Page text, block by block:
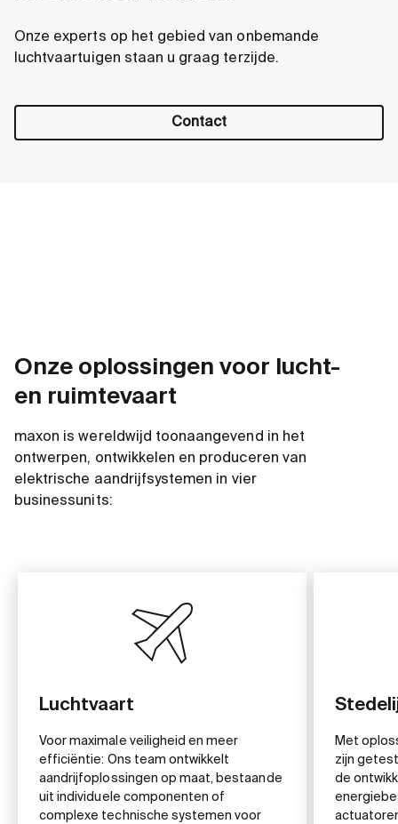
Onze experts op het gebied van onbemande
luchtvaartuigen staan u graag terzijde.
Contact
Onze oplossingen voor lucht-
en ruimtevaart
maxon is wereldwijd toonaangevend in het
ontwerpen, ontwikkelen en produceren van
elektrische aandrijfsystemen in vier
businessunits:
Luchtvaart
Voor maximale veiligheid en meer
efficiëntie: Ons team ontwikkelt
aandrijfoplossingen op maat, bestaande
uit individuele componenten of
complexe technische systemen voor
Met
zijn
de